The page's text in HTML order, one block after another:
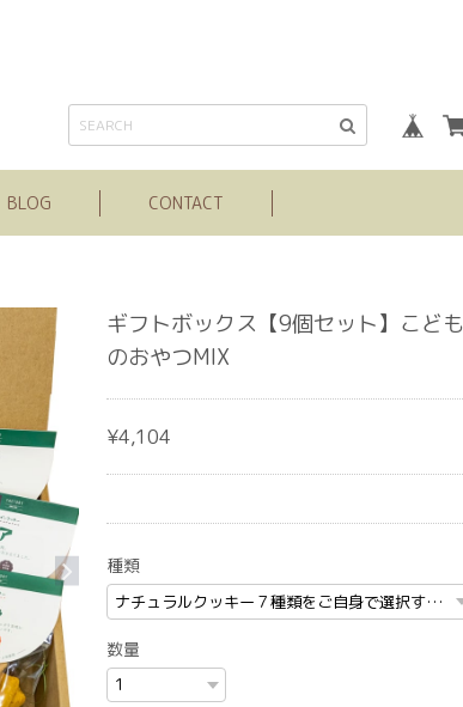
BLOG CONTACT
ギフトボックス【9個セット】こども
のおやつMIX
¥4,104
種類
数量